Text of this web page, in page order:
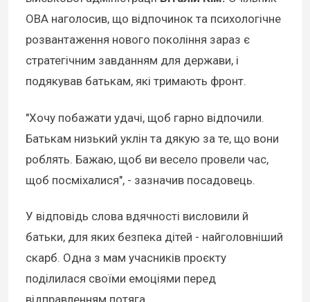
ОВА наголосив, що відпочинок та психологічне
розвантаження нового покоління зараз є
стратегічним завданням для держави, і
подякував батькам, які тримають фронт.
"Хочу побажати удачі, щоб гарно відпочили.
Батькам низький уклін та дякую за те, що вони
роблять. Бажаю, щоб ви весело провели час,
щоб посміхалися", - зазначив посадовець.
У відповідь слова вдячності висловили й
батьки, для яких безпека дітей - найголовніший
скарб. Одна з мам учасників проєкту
поділилася своїми емоціями перед
відправленням потяга.